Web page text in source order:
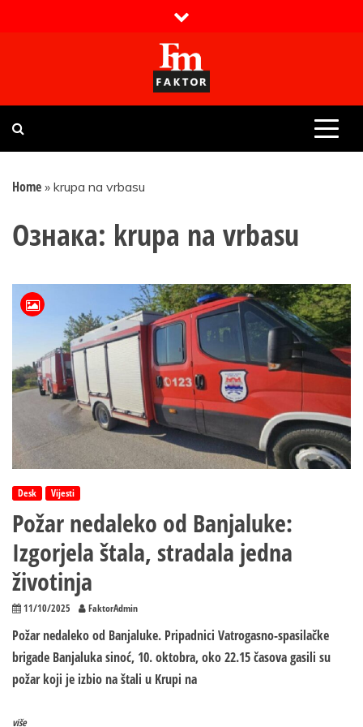
Faktor magazin
Uvijek presudan
Home » krupa na vrbasu
Ознака: krupa na vrbasu
Desk Vijesti
Požar nedaleko od Banjaluke:
Izgorjela štala, stradala jedna
životinja
11/10/2025 FaktorAdmin
Požar nedaleko od Banjaluke. Pripadnici Vatrogasno-spasilačke
brigade Banjaluka sinoć, 10. oktobra, oko 22.15 časova gasili su
požar koji je izbio na štali u Krupi na
više